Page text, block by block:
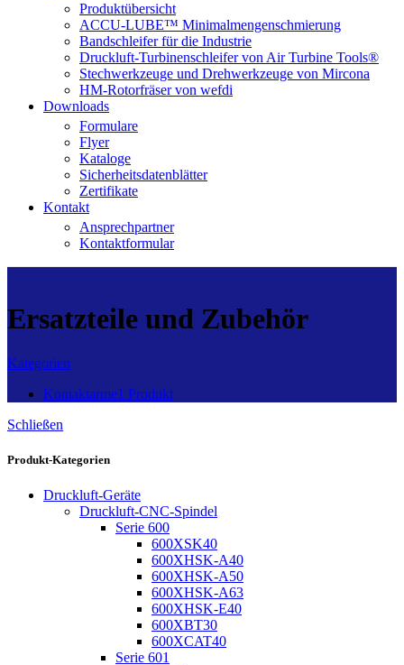
Produktübersicht
ACCU-LUBE™ Minimalmengenschmierung
Bandschleifer für die Industrie
Druckluft-Turbinenschleifer von Air Turbine Tools®
Stechwerkzeuge und Drehwerkzeuge von Mircona
HM-Rotorfräser von wefdi
Downloads
Formulare
Flyer
Kataloge
Sicherheitsdatenblätter
Zertifikate
Kontakt
Ansprechpartner
Kontaktformular
Ersatzteile und Zubehör
Kategorien
Kontaktarme1 Produkt
Schließen
Produkt-Kategorien
Druckluft-Geräte
Druckluft-CNC-Spindel
Serie 600
600XSK40
600XHSK-A40
600XHSK-A50
600XHSK-A63
600XHSK-E40
600XBT30
600XCAT40
Serie 601